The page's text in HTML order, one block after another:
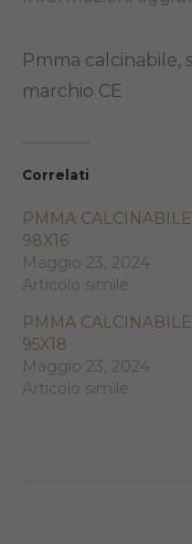
Pmma calcinabile,
marchio CE
Correlati
PMMA CALCINABILE
98X16
Maggio 23, 2024
Articolo simile
PMMA CALCINABILE
95X18
Maggio 23, 2024
Articolo simile